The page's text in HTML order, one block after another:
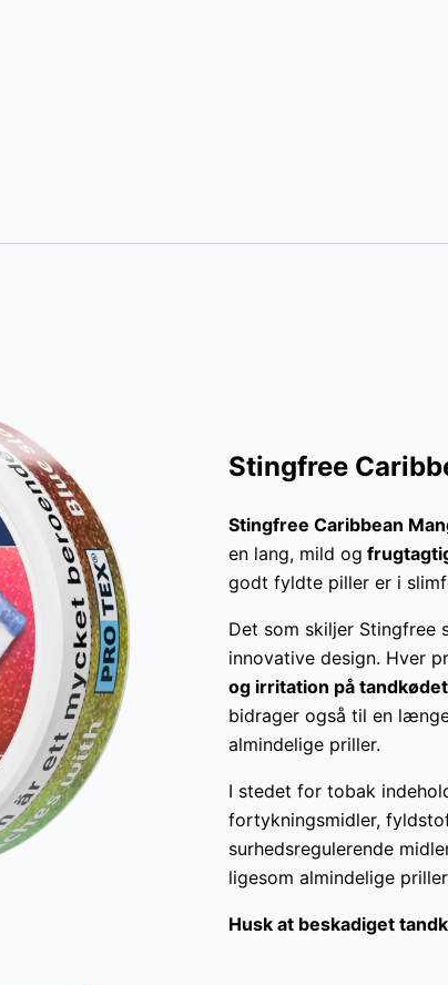
Stingfree
Stingfree Caribbean
en lang, mild og
godt fyldte piller er i
Det som skiljer Stingfree
innovative design. Hver
og irritation på
bidrager også til en
almindelige priller.
I stedet for tobak
fortykningsmidler,
surhedsregulerende
ligesom almindelige
Husk at beskadiget